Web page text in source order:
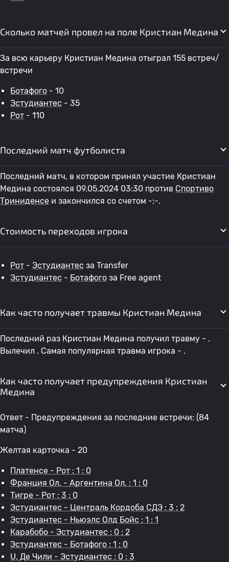
Сколько матчей провел на поле Кристиан Медина
За всю карьеру Кристиан Медина отыграл 155 встреч/
встречи
Ботафого - 10
Эстудиантес - 35
Рот - 110
Последний матч футболиста
Последний матч, в котором принял участие Кристиан
Медина состоялся 09.05.2024 03:30 против Спортиво
Триниденсе и закончился со счетом -:-.
Стоимость переходов игрока
Рот - Эстудиантес за Transfer
Эстудиантес - Ботафого за Free agent
Как часто получает травмы Кристиан Медина
Последний раз Кристиан Медина получил травму - .
Вылечил . Самая популярная травма игрока - .
Как часто получает предупреждения Кристиан
Медина
Ответ - Предупреждения за последние встречи: (84
матча)
Желтая карточка - 20
Платенсе - Рот : 1 : 0
Франция Ол. - Аргентина Ол. : 1 : 0
Тигре - Рот : 3 : 0
Эстудиантес - Централь Кордоба СДЭ : 3 : 2
Эстудиантес - Ньюэлс Олд Бойс : 1 : 1
Карабобо - Эстудиантес : 0 : 2
Эстудиантес - Ботафого : 1 : 0
U. Де Чили - Эстудиантес : 0 : 3